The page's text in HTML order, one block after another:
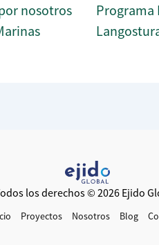
nosotros
Programa
los derechos © 2026 Ejido
Proyectos Nosotros Blog